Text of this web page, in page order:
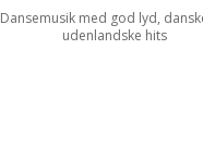
Dansemusik med god lyd,
udenlandske hits